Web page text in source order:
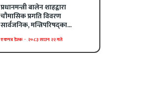
प्रधानमन्त्री बालेन शाहद्वारा
चौमासिक प्रगति विवरण
सार्वजनिक, मन्त्रिपरिषद्का...
एकपत्र डेस्क - २०८३ साउन २२ गते